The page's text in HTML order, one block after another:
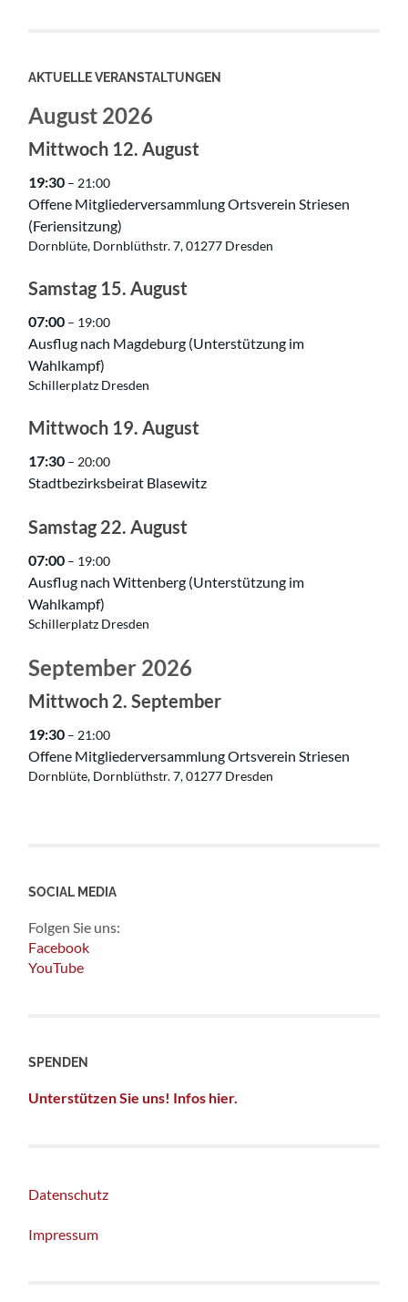
AKTUELLE VERANSTALTUNGEN
August 2026
Mittwoch 12. August
19:30 – 21:00
Offene Mitgliederversammlung Ortsverein Striesen
(Feriensitzung)
Dornblüte, Dornblüthstr. 7, 01277 Dresden
Samstag 15. August
07:00 – 19:00
Ausflug nach Magdeburg (Unterstützung im
Wahlkampf)
Schillerplatz Dresden
Mittwoch 19. August
17:30 – 20:00
Stadtbezirksbeirat Blasewitz
Samstag22. August
07:00 – 19:00
Ausflug nach Wittenberg (Unterstützung im
Wahlkampf)
Schillerplatz Dresden
September 2026
Mittwoch 2. September
19:30 – 21:00
Offene Mitgliederversammlung Ortsverein Striesen
Dornblüte, Dornblüthstr. 7, 01277 Dresden
SOCIAL MEDIA
Folgen Sie uns:
Facebook
YouTube
SPENDEN
Unterstützen Sie uns! Infos hier.
Datenschutz
Impressum